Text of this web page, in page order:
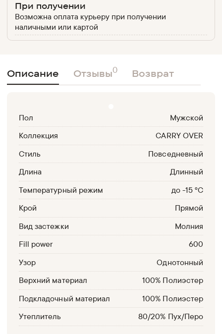
При получении
Возможна оплата курьеру при получении
наличными или картой
Описание Отзывы0 Возврат
Пол
Мужской
Коллекция
CARRY OVER
Стиль
Повседневный
Длина
Длинный
Температурный режим
до -15 °С
Крой
Прямой
Вид застежки
Молния
Fill power
600
Узор
Однотонный
Верхний материал
100% Полиэстер
Подкладочный материал
100% Полиэстер
Утеплитель
80/20% Пух/Перо